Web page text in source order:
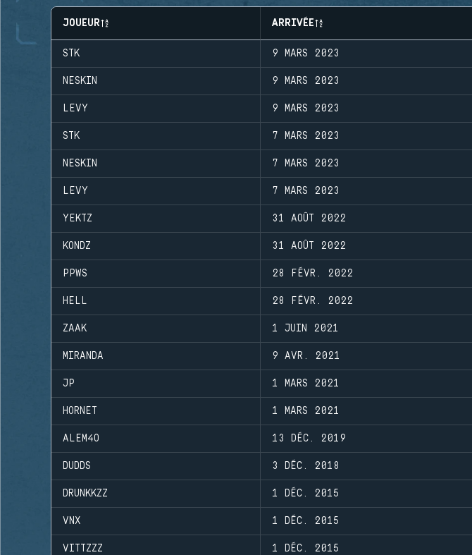
JOUEUR ARRIVÉE
STK 9 MARS 2023
NESKIN 9 MARS 2023
LEVY 9 MARS 2023
STK 7 MARS 2023
NESKIN 7 MARS 2023
LEVY 7 MARS 2023
YEKTZ 31 AOÛT 2022
KONDZ 31 AOÛT 2022
PPWS 28 FÉVR. 2022
HELL 28 FÉVR. 2022
ZAAK 1 JUIN 2021
MIRANDA 9 AVR. 2021
JP 1 MARS 2021
HORNET 1 MARS 2021
ALEM4O 13 DÉC. 2019
DUDDS 3 DÉC. 2018
DRUNKKZZ 1 DÉC. 2015
VNX 1 DÉC. 2015
VITTZZZ 1 DÉC. 2015